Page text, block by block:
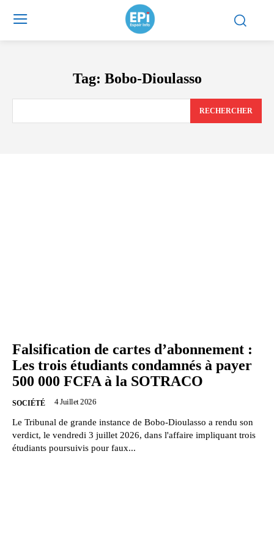
Tag: Bobo-Dioulasso
RECHERCHER
Falsification de cartes d’abonnement :
Les trois étudiants condamnés à payer
500 000 FCFA à la SOTRACO
SOCIÉTÉ 4 Juillet 2026
Le Tribunal de grande instance de Bobo-Dioulasso a rendu son
verdict, le vendredi 3 juillet 2026, dans l'affaire impliquant trois
étudiants poursuivis pour faux...